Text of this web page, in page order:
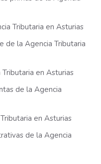
Tributaria en Asturias
de la Agencia Tributaria
en Asturias
de la Agencia
en Asturias
de la Agencia